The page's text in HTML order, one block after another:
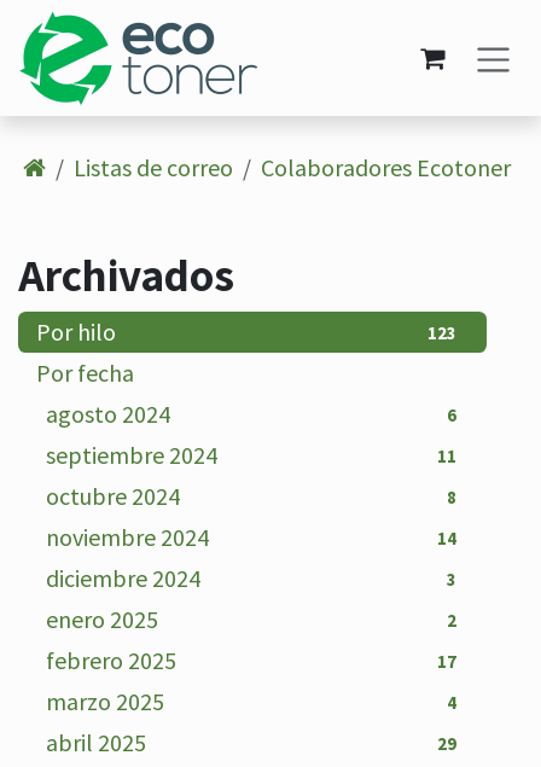
Ir al contenido
Listas de correo Colaboradores Ecotoner
Archivados
Por hilo 123
Por fecha
agosto 2024
6
septiembre 2024 11
octubre 2024 8
noviembre 2024 14
diciembre 2024 3
enero 2025 2
febrero 2025 17
marzo 2025 4
abril 2025 29